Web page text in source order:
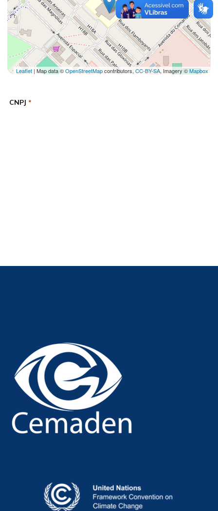
Leaflet| Map data ©OpenStreetMapcontributors, CC-BY-SA, Imagery ©Mapbox
CNPJ *